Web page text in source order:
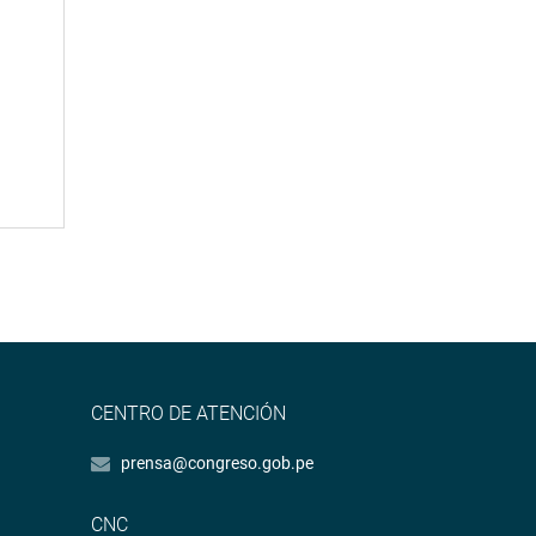
CENTRO DE ATENCIÓN
prensa@congreso.gob.pe
CNC